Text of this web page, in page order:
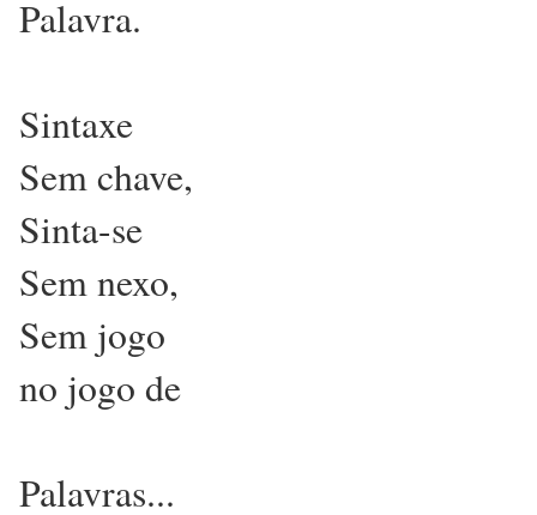
Palavra.
Sintaxe
Sem chave,
Sinta-se
Sem nexo,
Sem jogo
no jogo de
Palavras...